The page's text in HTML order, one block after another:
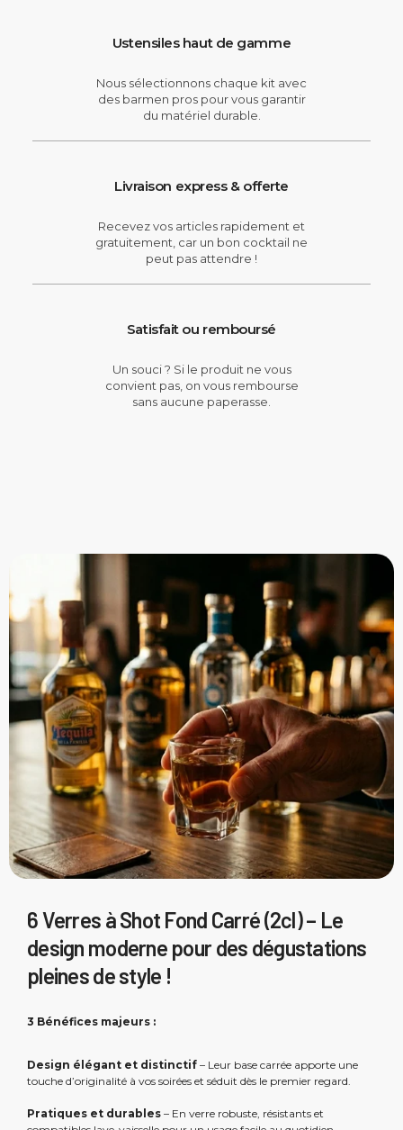
Ustensiles haut de gamme
Nous sélectionnons chaque kit avec
des barmen pros pour vous garantir
du matériel durable.
Livraison express & offerte
Recevez vos articles rapidement et
gratuitement, car un bon cocktail ne
peut pas attendre !
Satisfait ou remboursé
Un souci ? Si le produit ne vous
convient pas, on vous rembourse
sans aucune paperasse.
6 Verres à Shot Fond Carré (2cl) – Le
design moderne pour des dégustations
pleines de style !
3 Bénéfices majeurs :
Design élégant et distinctif – Leur base carrée apporte une
touche d’originalité à vos soirées et séduit dès le premier regard.
Pratiques et durables – En verre robuste, résistants et